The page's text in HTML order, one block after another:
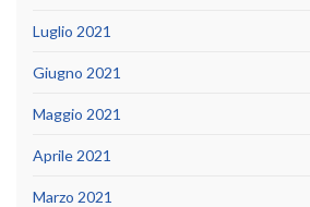
Luglio 2021
Giugno 2021
Maggio 2021
Aprile 2021
Marzo 2021